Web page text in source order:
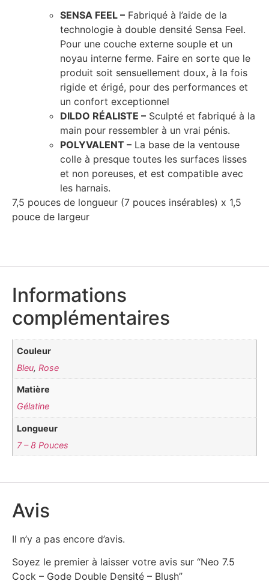
SENSA FEEL – Fabriqué à l’aide de la
technologie à double densité Sensa Feel.
Pour une couche externe souple et un
noyau interne ferme. Faire en sorte que le
produit soit sensuellement doux, à la fois
rigide et érigé, pour des performances et
un confort exceptionnel
DILDO RÉALISTE – Sculpté et fabriqué à la
main pour ressembler à un vrai pénis.
POLYVALENT – La base de la ventouse
colle à presque toutes les surfaces lisses
et non poreuses, et est compatible avec
les harnais.
7,5 pouces de longueur (7 pouces insérables) x 1,5
pouce de largeur
Informations
complémentaires
Couleur
Bleu,Rose
Matière
Gélatine
Longueur
7 – 8 Pouces
Avis
Il n’y a pas encore d’avis.
Soyez le premier à laisser votre avis sur “Neo 7.5
Cock – Gode Double Densité – Blush”